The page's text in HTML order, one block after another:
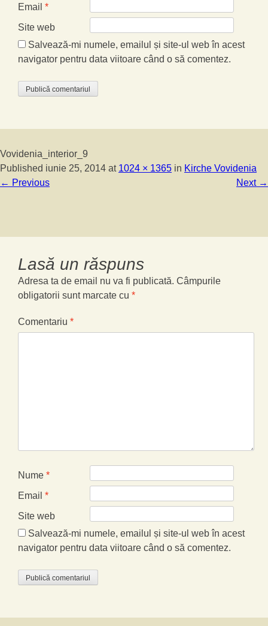
Email *
Site web
Salvează-mi numele, emailul și site-ul web în acest
navigator pentru data viitoare când o să comentez.
Vovidenia_interior_9
Published iunie 25, 2014 at 1024 × 1365 in Kirche Vovidenia
← Previous Next →
Lasă un răspuns
Adresa ta de email nu va fi publicată. Câmpurile
obligatorii sunt marcate cu *
Comentariu *
Nume *
Email *
Site web
Salvează-mi numele, emailul și site-ul web în acest
navigator pentru data viitoare când o să comentez.